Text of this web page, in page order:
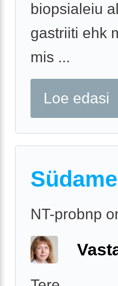
biopsialeiu
gastriiti ehk
mis ...
Loe edasi
NT-probnp